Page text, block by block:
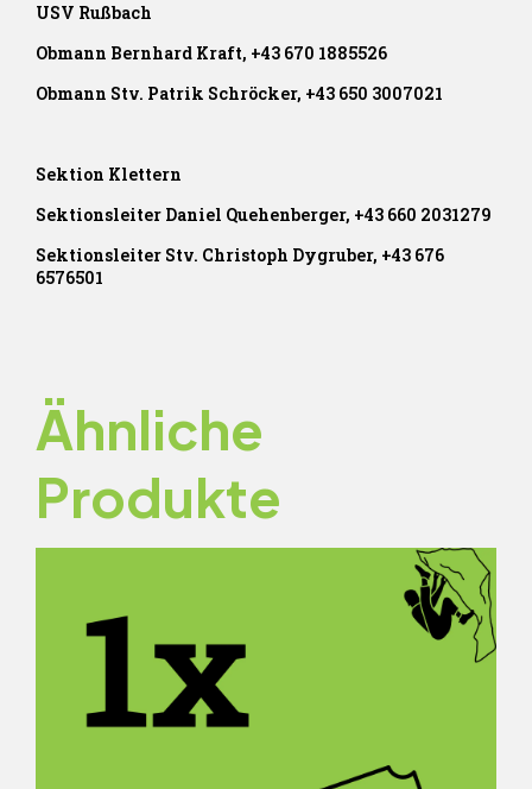
USV Rußbach
Obmann Bernhard Kraft, +43 670 1885526
Obmann Stv. Patrik Schröcker, +43 650 3007021
Sektion Klettern
Sektionsleiter Daniel Quehenberger, +43 660 2031279
Sektionsleiter Stv. Christoph Dygruber, +43 676
6576501
Ähnliche
Produkte